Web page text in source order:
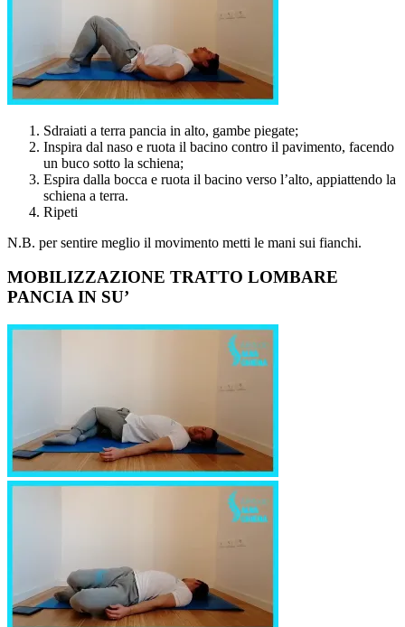
Sdraiati a terra pancia in alto, gambe piegate;
Inspira dal naso e ruota il bacino contro il pavimento, facendo
un buco sotto la schiena;
Espira dalla bocca e ruota il bacino verso l’alto, appiattendo la
schiena a terra.
Ripeti
N.B. per sentire meglio il movimento metti le mani sui fianchi.
MOBILIZZAZIONE TRATTO LOMBARE
PANCIA IN SU’